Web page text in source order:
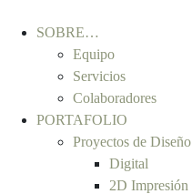
SOBRE…
Equipo
Servicios
Colaboradores
PORTAFOLIO
Proyectos de Diseño
Digital
2D Impresión